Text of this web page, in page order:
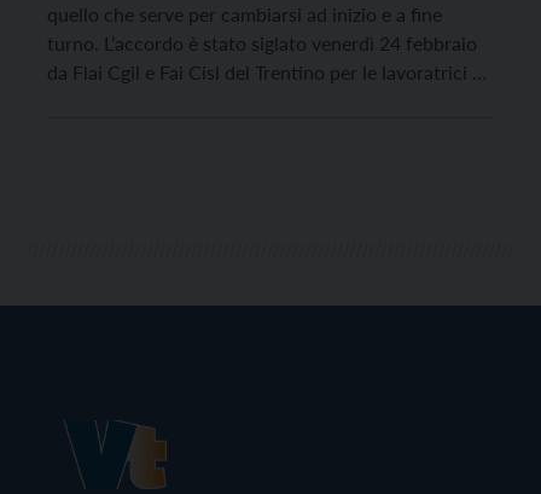
quello che serve per cambiarsi ad inizio e a fine
turno. L’accordo è stato siglato venerdì 24 febbraio
da Flai Cgil e Fai Cisl del Trentino per le lavoratrici e i